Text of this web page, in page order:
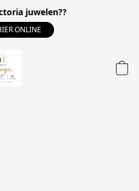
juwelen??
ONLINE